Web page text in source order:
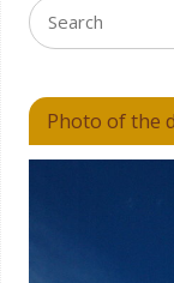
Photo of the